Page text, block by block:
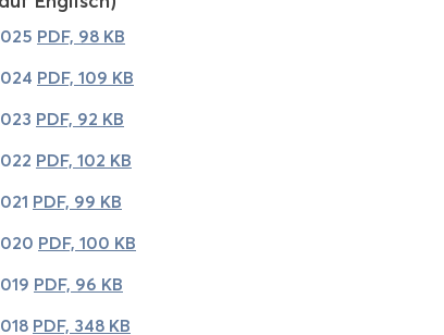
PDF, 98 KB
PDF, 109 KB
PDF, 92 KB
PDF, 102 KB
PDF, 99 KB
PDF, 100 KB
PDF, 96 KB
PDF, 348 KB